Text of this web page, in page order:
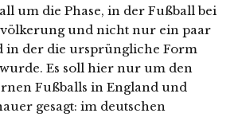
um die Phase, in der Fußball bei
und nicht nur ein paar
in der die ursprüngliche Form
Es soll hier nur um den
Fußballs in England und
gesagt: im deutschen